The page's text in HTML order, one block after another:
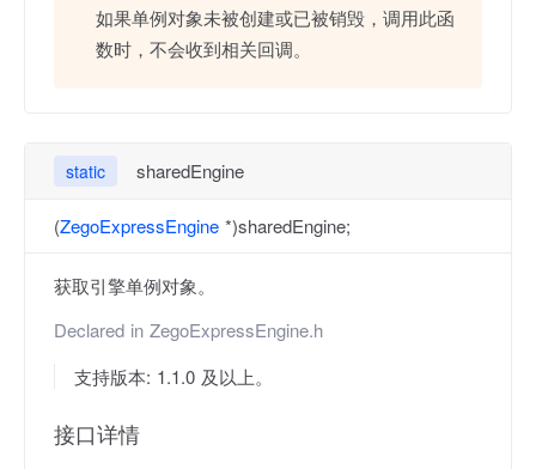
如果单例对象未被创建或已被销毁，调用此函
数时，不会收到相关回调。
static sharedEngine
(ZegoExpressEngine *)sharedEngine;
获取引擎单例对象。
Declared in ZegoExpressEngine.h
支持版本: 1.1.0 及以上。
接口详情